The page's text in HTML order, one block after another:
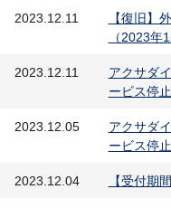
2023.12.11
【復旧】
（2023年
2023.12.11
アクサダ
ービス停
2023.12.05
アクサダ
ービス停
2023.12.04 【受付期